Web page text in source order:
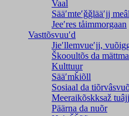
Vaal
Sääʹmteʹǧǧlääʹjj
Jeeʹres tåimmorgaan
Vasttõsvuuʹd
Jieʹllemvueʹjj,
Škooultõs da
Kulttuur
Sääʹmǩiõll
Sosiaal da
Meeraikõskksaž tuâjj
Päärna da nuõr